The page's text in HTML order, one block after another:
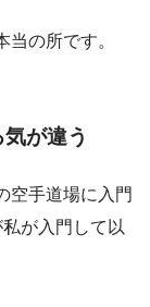
の所です。
が違う
空手道場に入門
が入門して以